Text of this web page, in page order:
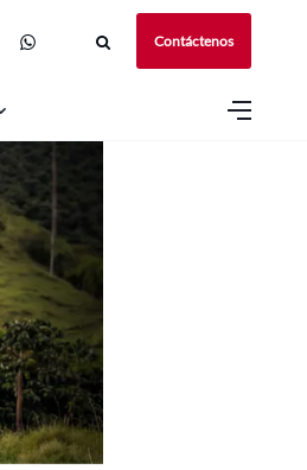
Contáctenos